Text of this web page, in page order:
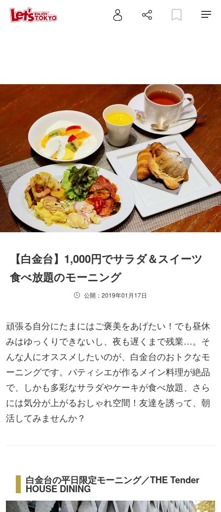
【白金台】1,000円でサラダ＆スイーツ
食べ放題のモーニング
公開：2019年01月17日
頑張る自分にたまにはご褒美をあげたい！でも昼休
みはゆっくりできないし、夜も遅くまで残業…。そ
んな人にオススメしたいのが、白金台のおトクなモ
ーニングです。パティシエが作るメイン料理が絶品
で、しかも多彩なサラダやケーキが食べ放題、さら
には気分が上がるおしゃれ空間！友達を誘って、朝
活してみませんか？
白金台の平日限定モーニング／THE Tender
HOUSE DINING